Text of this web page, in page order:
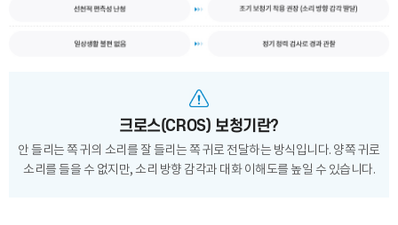
크로스(CROS) 보청기란?
안 들리는 쪽 귀의 소리를 잘 들리는 쪽 귀로 전달하는 방식입니다. 양쪽 귀로
소리를 들을 수 없지만, 소리 방향 감각과 대화 이해도를 높일 수 있습니다.
바로 예약하기